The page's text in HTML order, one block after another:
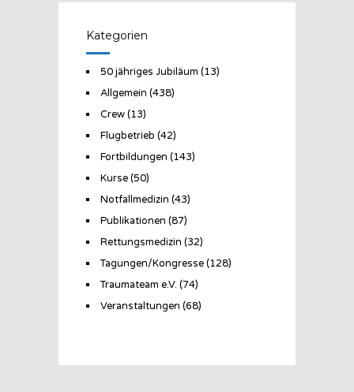
Kategorien
50 jähriges Jubiläum (13)
Allgemein (438)
Crew(13)
Flugbetrieb (42)
Fortbildungen (143)
Kurse(50)
Notfallmedizin (43)
Publikationen (87)
Rettungsmedizin (32)
Tagungen/Kongresse(128)
Traumateam e.V. (74)
Veranstaltungen (68)